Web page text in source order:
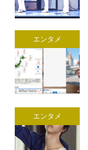
エンタメ
エンタメ